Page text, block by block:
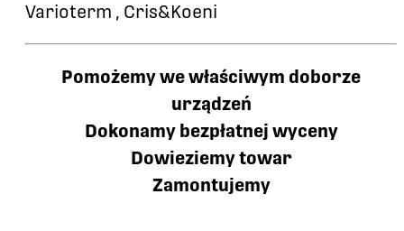
Varioterm , Cris&Koeni
Pomożemy we właściwym doborze
urządzeń
Dokonamy bezpłatnej wyceny
Dowieziemy towar
Zamontujemy